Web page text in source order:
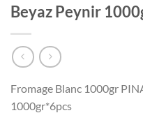
Beyaz Peynir
Fromage Blanc 1000gr
1000gr*6pcs